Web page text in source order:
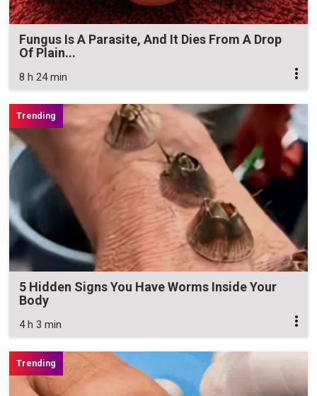
Fungus Is A Parasite, And It Dies From A Drop
Of Plain...
8 h 24 min
5 Hidden Signs You Have Worms Inside Your
Body
4 h 3 min